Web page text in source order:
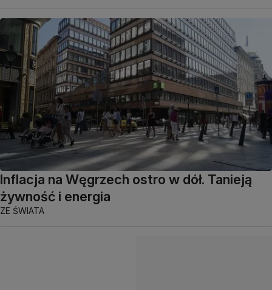
Inflacja na Węgrzech ostro w dół. Tanieją
żywność i energia
ZE ŚWIATA